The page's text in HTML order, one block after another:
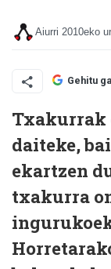
Aiurri 2010eko
Gehitu
Txakurrak
daiteke,
ekartzen
txakurra